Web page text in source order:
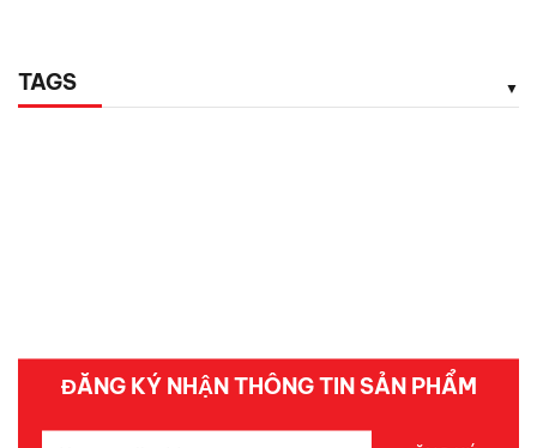
TAGS
ĐĂNG KÝ NHẬN THÔNG TIN SẢN PHẨM